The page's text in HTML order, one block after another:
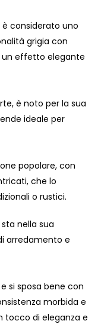
considerato uno
grigia con
un effetto elegante
è noto per la sua
ideale per
popolare, con
che lo
o rustici.
sta nella sua
arredamento e
si sposa bene con
morbida e
tocco di eleganza e